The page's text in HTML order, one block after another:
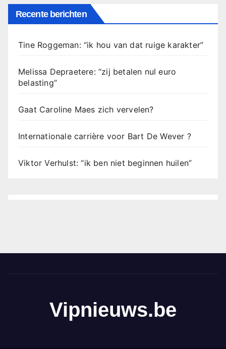
Recente berichten
Tine Roggeman: “ik hou van dat ruige karakter”
Melissa Depraetere: “zij betalen nul euro
belasting”
Gaat Caroline Maes zich vervelen?
Internationale carrière voor Bart De Wever ?
Viktor Verhulst: “ik ben niet beginnen huilen”
Vipnieuws.be